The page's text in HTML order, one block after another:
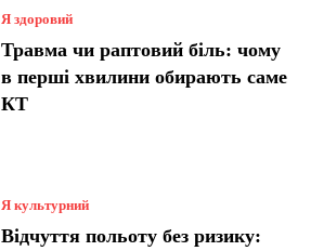
Я здоровий
Травма чи раптовий біль: чому
в перші хвилини обирають саме
КТ
Я культурний
Відчуття польоту без ризику: